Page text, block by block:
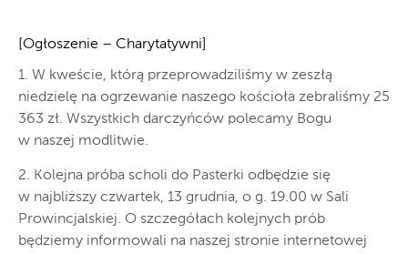
[Ogłoszenie – Charytatywni]
1. W kweście, którą przeprowadziliśmy w zeszłą
niedzielę na ogrzewanie naszego kościoła zebraliśmy 25
363 zł. Wszystkich darczyńców polecamy Bogu
w naszej modlitwie.
2. Kolejna próba scholi do Pasterki odbędzie się
w najbliższy czwartek, 13 grudnia, o g. 19.00 w Sali
Prowincjalskiej. O szczegółach kolejnych prób
będziemy informowali na naszej stronie internetowej